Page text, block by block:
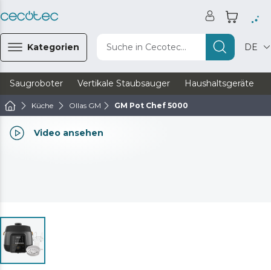
Kategorien Suche in Cecotec... DE
Saugroboter Vertikale Staubsauger Haushaltsgeräte
Küche Ollas GM GM Pot Chef 5000
Video ansehen